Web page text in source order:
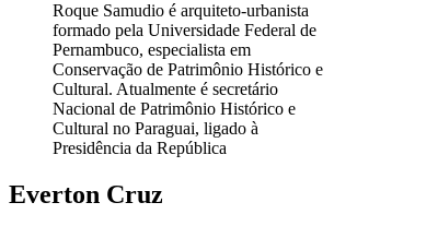
Roque Samudio é arquiteto-urbanista
formado pela Universidade Federal de
Pernambuco, especialista em
Conservação de Patrimônio Histórico e
Cultural. Atualmente é secretário
Nacional de Patrimônio Histórico e
Cultural no Paraguai, ligado à
Presidência da República
Everton Cruz